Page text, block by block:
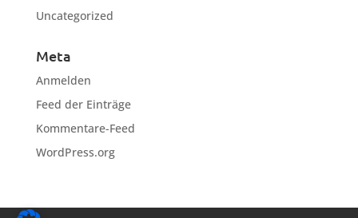
Uncategorized
Meta
Anmelden
Feed der Einträge
Kommentare-Feed
WordPress.org